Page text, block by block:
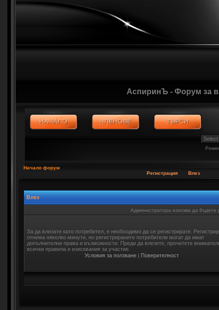
АспиринЪ - Форум за
Начало форум
Регистрация
Влез
Влез
Администратора изисква да бъдете
За да влизате като потребител, е необходимо да се регистрирате.
отнема няколко минути, но регистрираните потребители могат да имат
допълнителни права и възможности. Преди да влезете, прочетете
всички правила и изисквания за участие.
Условия за ползване | Поверителност